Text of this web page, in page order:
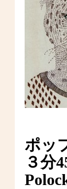
ポッ
３分